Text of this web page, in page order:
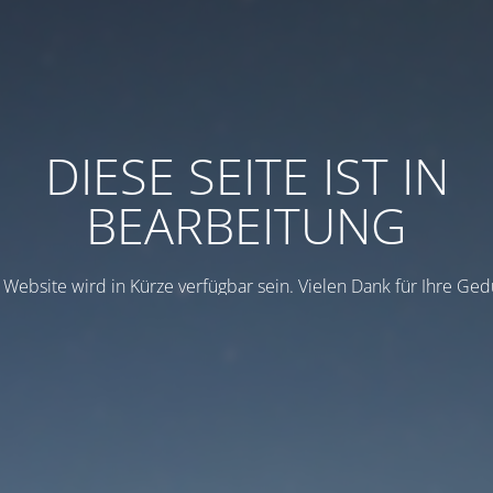
DIESE SEITE IST IN
BEARBEITUNG
wird in Kürze verfügbar sein. Vielen Dank für Ihre